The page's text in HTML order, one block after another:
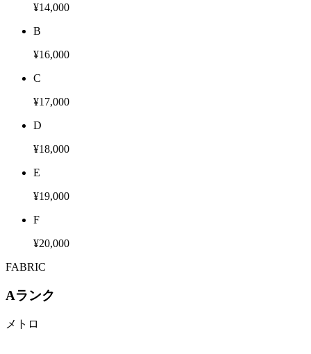
¥14,000
B
¥16,000
C
¥17,000
D
¥18,000
E
¥19,000
F
¥20,000
FABRIC
Aランク
メトロ